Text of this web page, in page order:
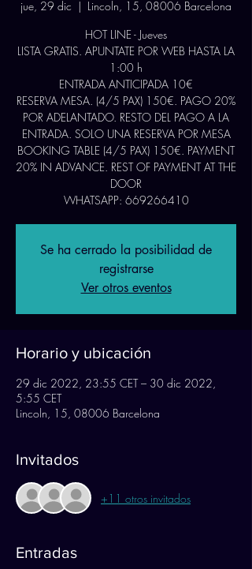
jue, 29 dic
  |
Lincoln, 15, 08006 Barcelona
HOT LINE - Jueves
LISTA GRATIS. APUNTATE POR WEB HASTA LA
1:00 h
ENTRADA ANTICIPADA 10€
RESERVA MESA. (4/5 PAX) 150€. PAGO 20%
POR ADELANTADO. RESTO DEL PAGO A LA
ENTRADA. SOLO UNA RESERVA POR MESA
BOOKING TABLE (4/5 PAX) 150€. PAYMENT
20% IN ADVANCE. REST OF PAYMENT AT THE
DOOR
WHATSAPP: 669266410
Se ha cerrado la posibilidad de
registrarse
Ver otros eventos
Horario y ubicación
29 dic 2022, 23:55 CET – 30 dic 2022,
5:55 CET
Lincoln, 15, 08006 Barcelona
Invitados
+11 otros invitados
Entradas